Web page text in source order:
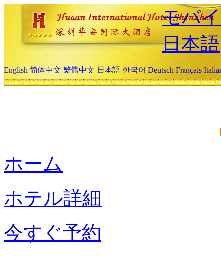
モバ
日本語
English 简体中文 繁體中文 日本語 한국어 Deutsch Français
ホーム
ホテル詳細
今すぐ予約